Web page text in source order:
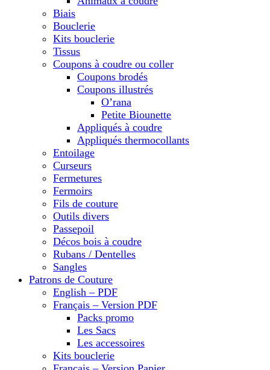
Biais
Bouclerie
Kits bouclerie
Tissus
Coupons à coudre ou coller
Coupons brodés
Coupons illustrés
O’rana
Petite Biounette
Appliqués à coudre
Appliqués thermocollants
Entoilage
Curseurs
Fermetures
Fermoirs
Fils de couture
Outils divers
Passepoil
Décos bois à coudre
Rubans / Dentelles
Sangles
Patrons de Couture
English – PDF
Français – Version PDF
Packs promo
Les Sacs
Les accessoires
Kits bouclerie